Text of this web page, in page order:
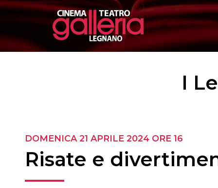
I
DOMENICA 21 APRILE 2024 ORE 16
Risate e